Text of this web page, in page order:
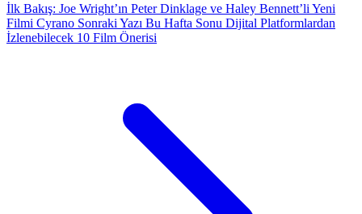
İlk Bakış: Joe Wright’ın Peter Dinklage ve Haley Bennett’li Yeni
Filmi Cyrano Sonraki Yazı Bu Hafta Sonu Dijital Platformlardan
İzlenebilecek 10 Film Önerisi